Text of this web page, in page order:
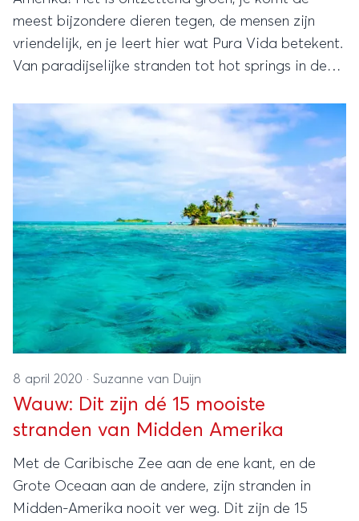
meest bijzondere dieren tegen, de mensen zijn
vriendelijk, en je leert hier wat Pura Vida betekent.
Van paradijselijke stranden tot hot springs in de
een leuke route voor je uitgestippeld zodat je al
deze natuurlijke wonderen kunt gaan ervaren
tijdens deze mooie route in 2 weken!
8 april 2020 · Suzanne van Duijn
Wauw: Dit zijn dé 15 mooiste
stranden van Midden Amerika
Met de Caribische Zee aan de ene kant, en de
Grote Oceaan aan de andere, zijn stranden in
Midden-Amerika nooit ver weg. Dit zijn de 15